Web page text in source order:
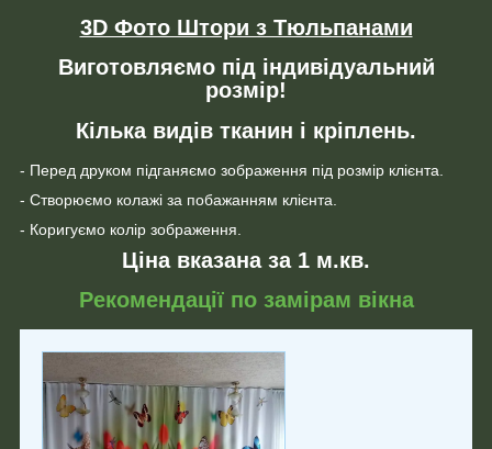
3D Фото Штори з Тюльпанами
Виготовляємо під індивідуальний
розмір!
Кілька видів тканин і кріплень.
- Перед друком підганяємо зображення під розмір клієнта.
- Створюємо колажі за побажанням клієнта.
- Коригуємо колір зображення.
Ціна вказана за 1 м.кв.
Рекомендації по замірам вікна